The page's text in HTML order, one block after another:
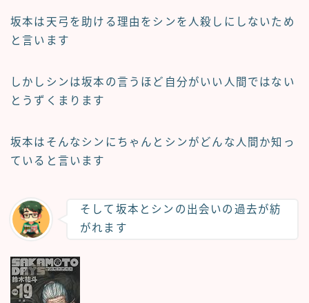
坂本は天弓を助ける理由をシンを人殺しにしないため
と言います
しかしシンは坂本の言うほど自分がいい人間ではない
とうずくまります
坂本はそんなシンにちゃんとシンがどんな人間か知っ
ていると言います
そして坂本とシンの出会いの過去が紡
がれます